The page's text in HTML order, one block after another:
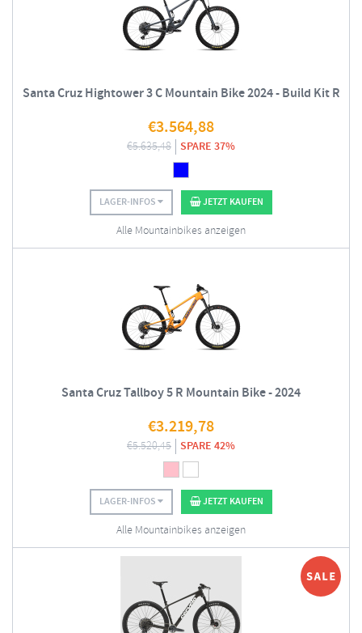
Santa Cruz Hightower 3 C Mountain Bike 2024 - Build Kit R
€3.564,88
€5.635,48 SPARE 37%
LAGER-INFOS JETZT KAUFEN
Alle Mountainbikes anzeigen
Santa Cruz Tallboy 5 R Mountain Bike - 2024
€3.219,78
€5.520,45 SPARE 42%
LAGER-INFOS JETZT KAUFEN
Alle Mountainbikes anzeigen